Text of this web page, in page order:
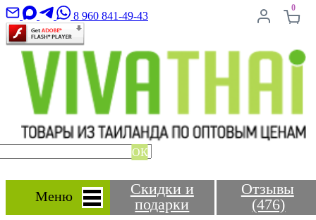
8 960 841-49-43
0
ОК
Меню
Скидки и
подарки
Отзывы
(476)